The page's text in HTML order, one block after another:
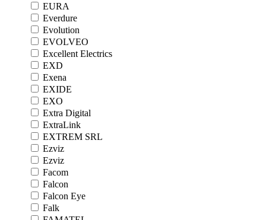
EURA
Everdure
Evolution
EVOLVEO
Excellent Electrics
EXD
Exena
EXIDE
EXO
Extra Digital
ExtraLink
EXTREM SRL
Ezviz
Ezviz
Facom
Falcon
Falcon Eye
Falk